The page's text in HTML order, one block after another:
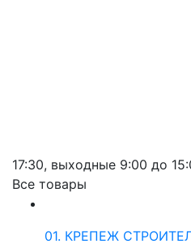
17:30, выходные 9:00 до
Все товары
01. КРЕПЕЖ